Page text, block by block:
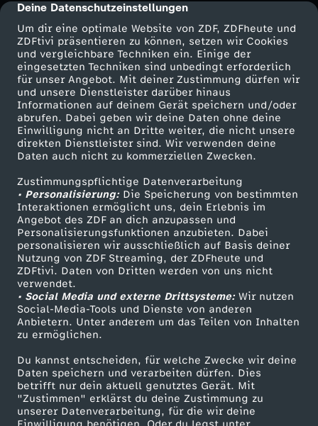
cmp-dialog-description
Deine Datenschutzeinstellungen
Um dir eine optimale Website von ZDF, ZDFheute und
ZDFtivi präsentieren zu können, setzen wir Cookies
und vergleichbare Techniken ein. Einige der
eingesetzten Techniken sind unbedingt erforderlich
für unser Angebot. Mit deiner Zustimmung dürfen wir
und unsere Dienstleister darüber hinaus
Informationen auf deinem Gerät speichern und/oder
abrufen. Dabei geben wir deine Daten ohne deine
Einwilligung nicht an Dritte weiter, die nicht unsere
direkten Dienstleister sind. Wir verwenden deine
Daten auch nicht zu kommerziellen Zwecken.
Zustimmungspflichtige Datenverarbeitung
• Personalisierung:Die Speicherung von bestimmten
Interaktionen ermöglicht uns, dein Erlebnis im
Angebot des ZDF an dich anzupassen und
Personalisierungsfunktionen anzubieten. Dabei
personalisieren wir ausschließlich auf Basis deiner
Nutzung von ZDF Streaming, der ZDFheute und
ZDFtivi. Daten von Dritten werden von uns nicht
verwendet.
• Social Media und externe Drittsysteme:Wir nutzen
Social-Media-Tools und Dienste von anderen
Anbietern. Unter anderem um das Teilen von Inhalten
zu ermöglichen.
Du kannst entscheiden, für welche Zwecke wir deine
Daten speichern und verarbeiten dürfen. Dies
betrifft nur dein aktuell genutztes Gerät. Mit
"Zustimmen" erklärst du deine Zustimmung zu
unserer Datenverarbeitung, für die wir deine
e
l
l
d
e
r
G
a
r
t
e
n
Mehr ZDF
ZDF-Apps
Smart TV
ZDFtext
Livestreams
Sendungen A-Z
TV-Programm
Service
ZDFmitreden
Kontakt zum ZDF
Tickets
Zuschauerservice
Hilfe
ZDF Unternehmen
Karriere
ZDF goes Schule
Werbefernsehen
Mainzelmännchen